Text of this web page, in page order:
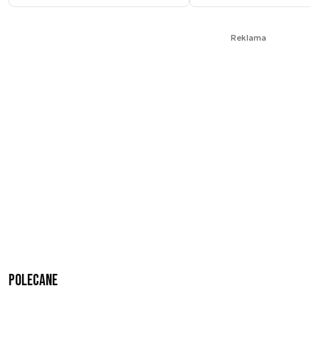
Reklama
Polecane